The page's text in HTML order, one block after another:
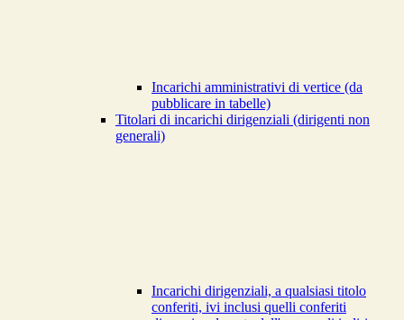
Incarichi amministrativi di vertice (da
pubblicare in tabelle)
Titolari di incarichi dirigenziali (dirigenti non
generali)
Incarichi dirigenziali, a qualsiasi titolo
conferiti, ivi inclusi quelli conferiti